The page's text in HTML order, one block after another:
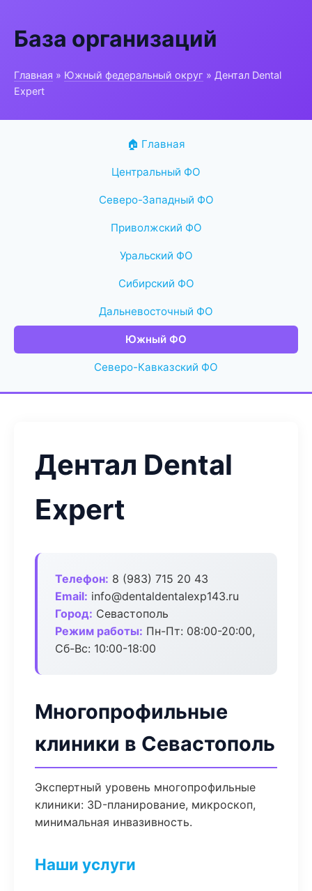
База организаций
Главная » Южный федеральный округ » Дентал Dental
Expert
🏠 Главная
Центральный ФО
Северо-Западный ФО
Приволжский ФО
Уральский ФО
Сибирский ФО
Дальневосточный ФО
Южный ФО
Северо-Кавказский ФО
Дентал Dental
Expert
Телефон: 8 (983) 715 20 43
Email: info@dentaldentalexp143.ru
Город: Севастополь
Режим работы: Пн-Пт: 08:00-20:00,
Сб-Вс: 10:00-18:00
Многопрофильные
клиники в Севастополь
Экспертный уровень многопрофильные
клиники: 3D-планирование, микроскоп,
минимальная инвазивность.
Наши услуги